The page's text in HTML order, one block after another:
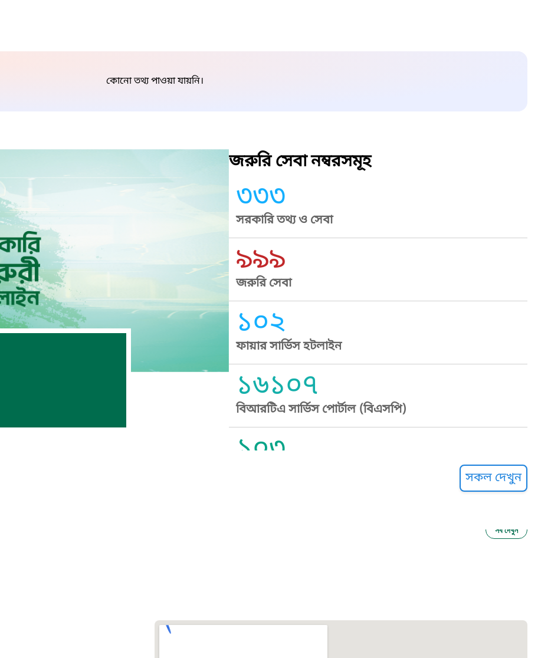
কোনো তথ্য পাওয়া যায়নি।
জরুরি সেবা নম্বরসমূহ
৩৩৩
সরকারি তথ্য ও সেবা
৯৯৯
জরুরি সেবা
১০২
ফায়ার সার্ভিস হটলাইন
১৬১০৭
বিআরটিএ সার্ভিস পোর্টাল (বিএসপি)
১০৩
সকল দেখুন
সব দেখুন